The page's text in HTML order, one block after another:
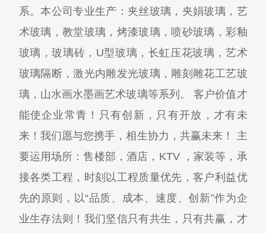
系。本公司专业生产：夹丝玻璃，夹娟玻璃，艺
术玻璃，教堂玻璃，烤漆玻璃，喷砂玻璃，彩釉
玻璃，玻璃砖，U型玻璃，长虹压花玻璃，艺术
玻璃隔断，激光内雕发光玻璃，雕刻雕花工艺玻
璃，山水画水墨画艺术玻璃等系列。 客户价值才
能使企业常青！只有创新，只有开放，才有未
来！我们愿与您携手，相生协力，共赢未来！ 主
要运用场所：售楼部，酒店，KTV ，家装等，承
接各类工程，时刻以工程质量优先，客户利益优
先的原则，以“品质、成本、速度、创新”作为企
业生存法则！我们坚信只有共生，只有共赢，才